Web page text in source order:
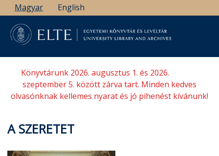
Ugrás
a
tartalomra
Magyar English
Könyvtárunk 2026. augusztus 1. és 2026.
szeptember 5. között zárva tart. Minden kedves
olvasónknak kellemes nyarat és jó pihenést kívánunk!
A SZERETET